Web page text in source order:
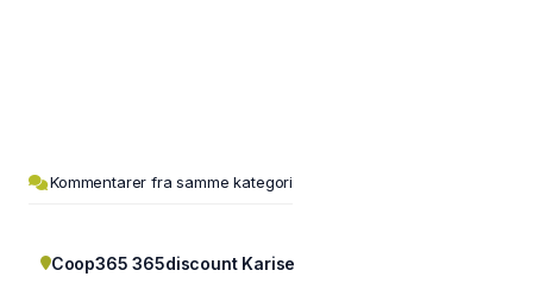
Kommentarer fra samme kategori
Coop365 365discount Karise